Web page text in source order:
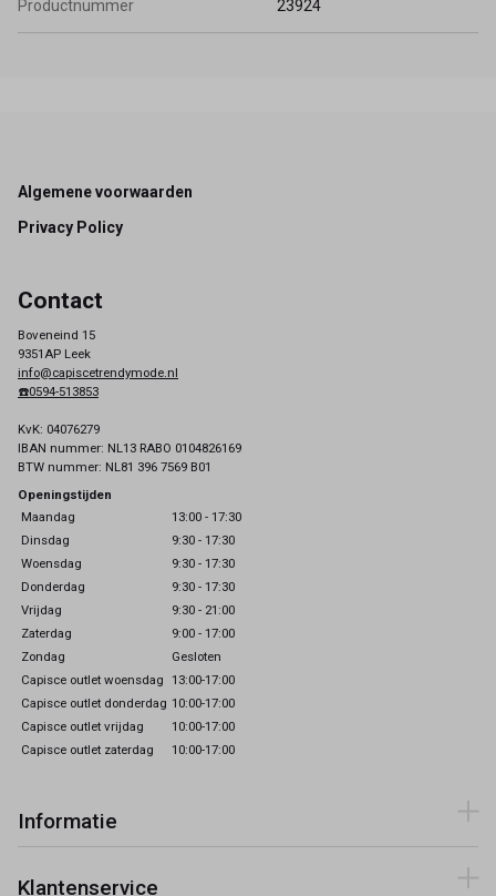
Productnummer 23924
Footer
Algemene voorwaarden
Privacy Policy
Contact
Boveneind 15
9351AP Leek
info@capiscetrendymode.nl
☎️0594-513853
KvK: 04076279
IBAN nummer: NL13 RABO 0104826169
BTW nummer: NL81 396 7569 B01
Openingstijden
Maandag
13:00 - 17:30
Dinsdag
9:30 - 17:30
Woensdag
9:30 - 17:30
Donderdag
9:30 - 17:30
Vrijdag
9:30 - 21:00
Zaterdag
9:00 - 17:00
Zondag
Gesloten
Capisce outlet woensdag 13:00-17:00
Capisce outlet donderdag 10:00-17:00
Capisce outlet vrijdag
10:00-17:00
Capisce outlet zaterdag
10:00-17:00
Informatie
Klantenservice